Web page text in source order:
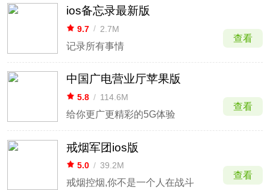
ios备忘录最新版
9.7 / 2.7M
记录所有事情
查看
中国广电营业厅苹果版
5.8 / 114.6M
给你更广更精彩的5G体验
查看
戒烟军团ios版
5.0 / 39.2M
戒烟控烟,你不是一个人在战斗
查看